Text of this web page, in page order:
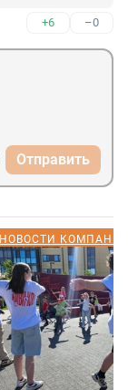
+6 –0
Отправить
НОВОСТИ